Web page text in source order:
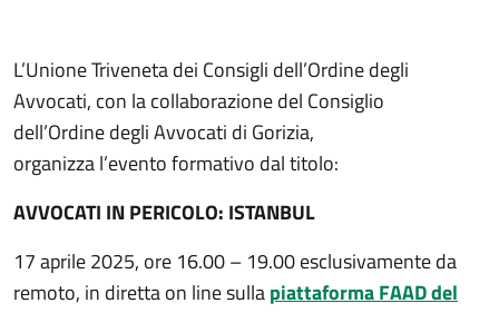
L’Unione Triveneta dei Consigli dell’Ordine degli
Avvocati, con la collaborazione del Consiglio
dell’Ordine degli Avvocati di Gorizia,
organizza l’evento formativo dal titolo:
AVVOCATI IN PERICOLO: ISTANBUL
17 aprile 2025, ore 16.00 – 19.00 esclusivamente da
remoto, in diretta on line sullapiattaforma FAAD del